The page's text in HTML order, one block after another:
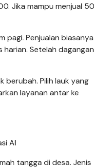
Jika mampu menjual 50
pagi. Penjualan biasanya
Setelah dagangan
berubah. Pilih lauk yang
layanan antar ke
AI
tangga di desa. Jenis